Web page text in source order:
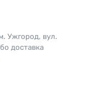
Ужгород, вул.
доставка